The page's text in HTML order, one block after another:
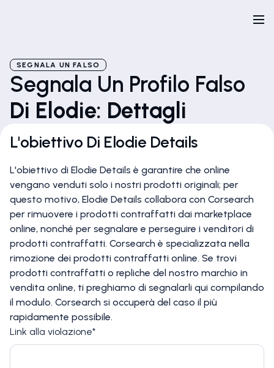
SEGNALA UN FALSO
Segnala Un Profilo Falso
Di Elodie: Dettagli
L'obiettivo Di Elodie Details
L'obiettivo di Elodie Details è garantire che online
vengano venduti solo i nostri prodotti originali; per
questo motivo, Elodie Details collabora con Corsearch
per rimuovere i prodotti contraffatti dai marketplace
online, nonché per segnalare e perseguire i venditori di
prodotti contraffatti. Corsearch è specializzata nella
rimozione dei prodotti contraffatti online. Se trovi
prodotti contraffatti o repliche del nostro marchio in
vendita online, ti preghiamo di segnalarli qui compilando
il modulo. Corsearch si occuperà del caso il più
rapidamente possibile.
Link alla violazione*